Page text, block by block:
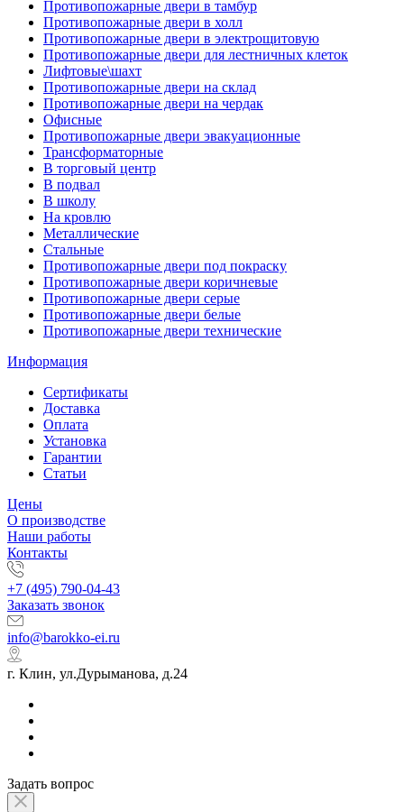
Противопожарные двери в тамбур
Противопожарные двери в холл
Противопожарные двери в электрощитовую
Противопожарные двери для лестничных клеток
Лифтовые\шахт
Противопожарные двери на склад
Противопожарные двери на чердак
Офисные
Противопожарные двери эвакуационные
Трансформаторные
В торговый центр
В подвал
В школу
На кровлю
Металлические
Стальные
Противопожарные двери под покраску
Противопожарные двери коричневые
Противопожарные двери серые
Противопожарные двери белые
Противопожарные двери технические
Информация
Сертификаты
Доставка
Оплата
Установка
Гарантии
Статьи
Цены
О производстве
Наши работы
Контакты
+7 (495) 790-04-43
Заказать звонок
info@barokko-ei.ru
г. Клин, ул.Дурыманова, д.24
Задать вопрос